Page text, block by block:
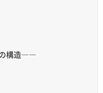
の構造――